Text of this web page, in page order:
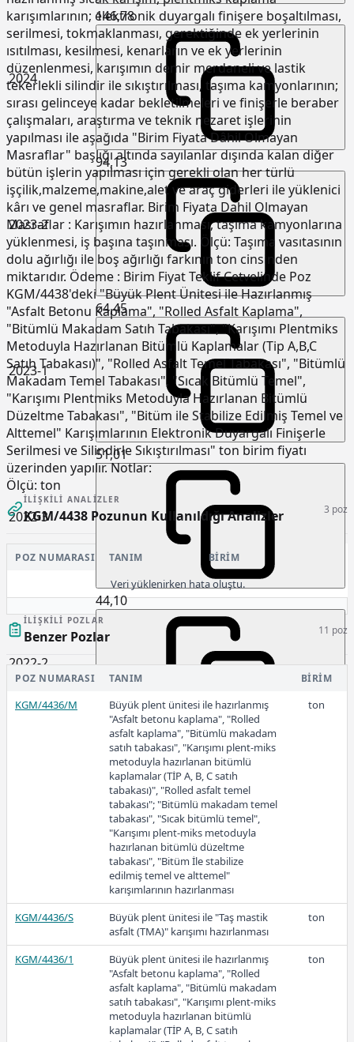
2024
146,78
2023-2
94,13
2023-1
64,45
2022-3
51,01
2022-2
44,10
33,63
2021
20,86
karışımlarının; elektronik duyargalı finişere boşaltılması,
serilmesi, tokmaklanması, gerektiğinde ek yerlerinin
ısıtılması, kesilmesi, kenarların ve ek yerlerinin
düzenlenmesi, karışımın demir merdaneli ve lastik
tekerlekli silindir ile sıkıştırılması, taşıma kamyonlarının;
sırası gelinceye kadar bekletilmeleri ve finişerle beraber
çalışmaları, araştırma ve teknik nezaret işlerinin
yapılması ile aşağıda "Birim Fiyata Dâhil Olmayan
Masraflar" başlığı altında sayılanlar dışında kalan diğer
bütün işlerin yapılması için gerekli olan her türlü
işçilik,malzeme,makine,alet ve araç giderleri ile yüklenici
kârı ve genel masraflar. Birim Fiyata Dahil Olmayan
Masraflar : Karışımın hazırlanması, taşıma kamyonlarına
yüklenmesi, iş başına taşınması. Ölçü: Taşıma vasıtasının
dolu ağırlığı ile boş ağırlığı farkının ton cinsinden
miktarıdır. Ödeme : Birim Fiyat Teklif Cetvelinde Poz
KGM/4438'deki "Büyük Plent Ünitesi ile Hazırlanmış
"Asfalt Betonu Kaplama", "Rolled Asfalt Kaplama",
"Bitümlü Makadam Satıh Tabakası", "Karışımı Plentmiks
Metoduyla Hazırlanan Bitümlü Kaplamalar (Tip A,B,C
Satıh Tabakası)", "Rolled Asfalt Temel Tabakası", "Bitümlü
Makadam Temel Tabakası", "Sıcak Bitümlü Temel",
"Karışımı Plentmiks Metoduyla Hazırlanan Bitümlü
Düzeltme Tabakası", "Bitüm ile Stabilize Edilmiş Temel ve
Alttemel" Karışımlarının Elektronik Duyargalı Finişerle
Serilmesi ve Silindirle Sıkıştırılması" ton birim fiyatı
üzerinden yapılır. Notlar:
Ölçü: ton
İLIŞKILI ANALIZLER
KGM/4438 Pozunun Kullanıldığı Analizler 3 poz
POZ NUMARASI TANIM BIRIM
Veri yüklenirken hata oluştu.
İLIŞKILI POZLAR
Benzer Pozlar 11 poz
POZ NUMARASI TANIM BIRIM
KGM/4436/M
Büyük plent ünitesi ile hazırlanmış
"Asfalt betonu kaplama", "Rolled
asfalt kaplama", "Bitümlü makadam
satıh tabakası", "Karışımı plent-miks
metoduyla hazırlanan bitümlü
kaplamalar (TİP A, B, C satıh
tabakası)", "Rolled asfalt temel
tabakası"; "Bitümlü makadam temel
tabakası", "Sıcak bitümlü temel",
"Karışımı plent-miks metoduyla
hazırlanan bitümlü düzeltme
tabakası", "Bitüm İle stabilize
edilmiş temel ve alttemel"
karışımlarının hazırlanması
ton
KGM/4436/S
Büyük plent ünitesi ile "Taş mastik
asfalt (TMA)" karışımı hazırlanması
ton
KGM/4436/1
Büyük plent ünitesi ile hazırlanmış
"Asfalt betonu kaplama", "Rolled
asfalt kaplama", "Bitümlü makadam
satıh tabakası", "Karışımı plent-miks
metoduyla hazırlanan bitümlü
kaplamalar (TİP A, B, C satıh
ton